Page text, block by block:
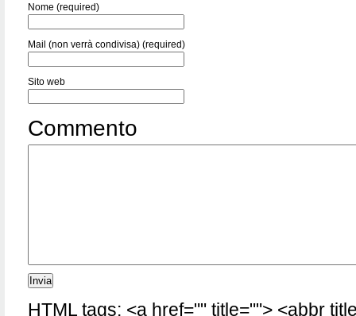
Nome (required)
Mail (non verrà condivisa) (required)
Sito web
Commento
HTML tags: <a href="" title=""> <abbr